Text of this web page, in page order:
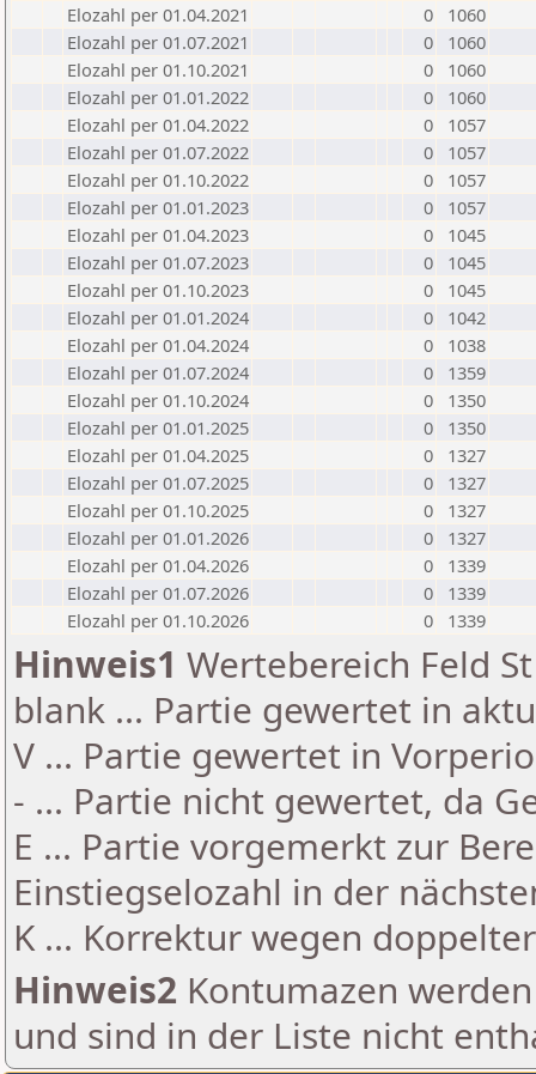
Elozahl per 01.04.2021
0
1060
Elozahl per 01.07.2021
0
1060
Elozahl per 01.10.2021
0
1060
Elozahl per 01.01.2022
0
1060
Elozahl per 01.04.2022
0
1057
Elozahl per 01.07.2022
0
1057
Elozahl per 01.10.2022
0
1057
Elozahl per 01.01.2023
0
1057
Elozahl per 01.04.2023
0
1045
Elozahl per 01.07.2023
0
1045
Elozahl per 01.10.2023
0
1045
Elozahl per 01.01.2024
0
1042
Elozahl per 01.04.2024
0
1038
Elozahl per 01.07.2024
0
1359
Elozahl per 01.10.2024
0
1350
Elozahl per 01.01.2025
0
1350
Elozahl per 01.04.2025
0
1327
Elozahl per 01.07.2025
0
1327
Elozahl per 01.10.2025
0
1327
Elozahl per 01.01.2026
0
1327
Elozahl per 01.04.2026
0
1339
Elozahl per 01.07.2026
0
1339
Elozahl per 01.10.2026
0 1339
Hinweis1 Wertebereich Feld
blank ... Partie gewertet in
V ... Partie gewertet in
- ... Partie nicht gewertet, da
E ... Partie vorgemerkt zur
Einstiegselozahl in der
K ... Korrektur wegen
Hinweis2 Kontumazen
und sind in der Liste nicht